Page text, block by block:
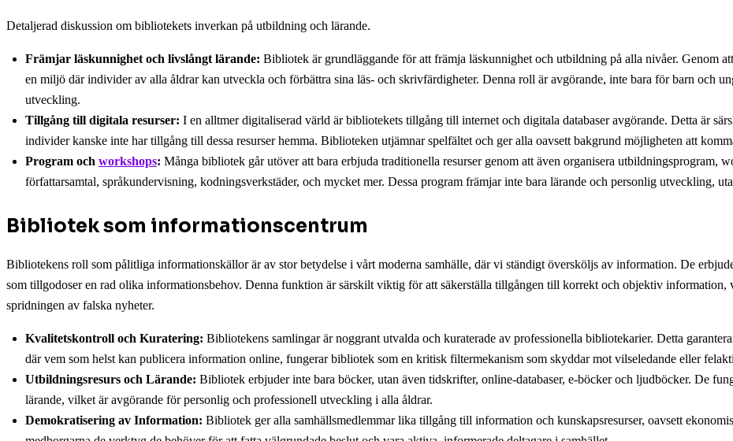
Detaljerad diskussion om bibliotekets inverkan på utbildning och lärande.
Främjar läskunnighet och livslångt lärande: Bibliotek är grundläggande för att främja läskunnighet och utbildning på alla nivåer. Genom
en miljö där individer av alla åldrar kan utveckla och förbättra sina läs- och skrivfärdigheter. Denna roll är avgörande, inte bara för barn och
utveckling.
Tillgång till digitala resurser: I en alltmer digitaliserad värld är bibliotekets tillgång till internet och digitala databaser avgörande. Detta är
individer kanske inte har tillgång till dessa resurser hemma. Biblioteken utjämnar spelfältet och ger alla oavsett bakgrund möjligheten att
Program och workshops: Många bibliotek går utöver att bara erbjuda traditionella resurser genom att även organisera utbildningsprogram,
författarsamtal, språkundervisning, kodningsverkstäder, och mycket mer. Dessa program främjar inte bara lärande och personlig utveckling,
Bibliotek som informationscentrum
Bibliotekens roll som pålitliga informationskällor är av stor betydelse i vårt moderna samhälle, där vi ständigt översköljs av information. De
som tillgodoser en rad olika informationsbehov. Denna funktion är särskilt viktig för att säkerställa tillgången till korrekt och objektiv
spridningen av falska nyheter.
Kvalitetskontroll och Kuratering: Bibliotekens samlingar är noggrant utvalda och kuraterade av professionella bibliotekarier. Detta
där vem som helst kan publicera information online, fungerar bibliotek som en kritisk filtermekanism som skyddar mot vilseledande eller
Utbildningsresurs och Lärande: Bibliotek erbjuder inte bara böcker, utan även tidskrifter, online-databaser, e-böcker och ljudböcker. De
lärande, vilket är avgörande för personlig och professionell utveckling i alla åldrar.
Demokratisering av Information: Bibliotek ger alla samhällsmedlemmar lika tillgång till information och kunskapsresurser, oavsett